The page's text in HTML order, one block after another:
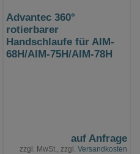
Advantec 360°
rotierbarer
Handschlaufe für AIM-
68H/AIM-75H/AIM-78H
auf Anfrage
zzgl. MwSt., zzgl. Versandkosten